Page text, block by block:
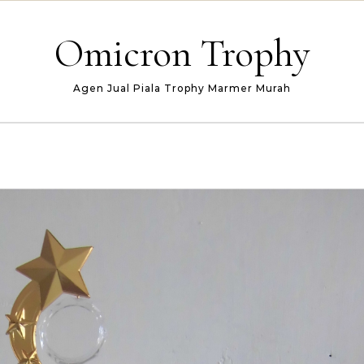
Omicron Trophy
Agen Jual Piala Trophy Marmer Murah